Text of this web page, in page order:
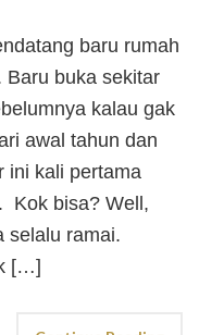
baru rumah
Baru buka sekitar
kalau gak
awal tahun dan
ini kali pertama
Kok bisa? Well,
selalu ramai.
[…]